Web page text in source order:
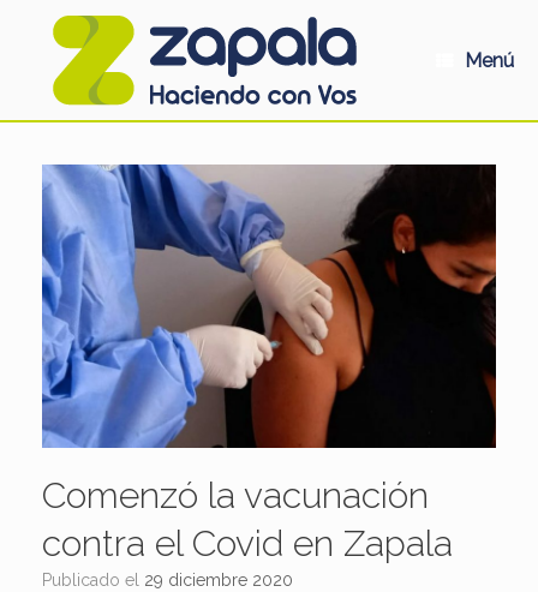
Menú
Comenzó la vacunación
contra el Covid en Zapala
Publicado el 29 diciembre 2020